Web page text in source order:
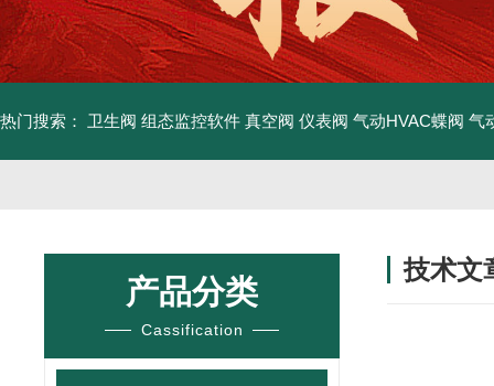
热门搜索： 卫生阀 组态监控软件 真空阀 仪表阀 气动HVAC蝶阀 气
产品分类
Cassification
技术文